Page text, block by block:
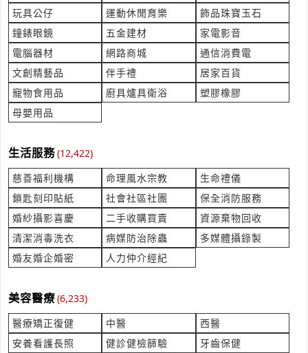
想詢價以下品項&預計需要製作天數 膠裝書籍
產業:印刷印製
來自:水OO銷 詢價
時間:08/05 15:18
立即報價
***nna9078wu@gmail.com
交換器 & MS-0812G-T故障(保固內)
產業:電機電子工程
***e.chang@icp-si.com
我像要詢問報價單
產業:辦公文教用品
來自:蘆OO中OO幼OO 詢價
時間:08/05 15:12
立即報價
***emy60810@gmail.com
產業:水電照明
來自:余OO 詢價
時間:08/05 14:56
立即報價
***as4321@hotmail.com
玩具公仔
運動休閒育樂
飾品珠寶玉石
鐘錶眼鏡
五金建材
家電影音
電腦器材
網路商城
通信消費電
文創精藝品
伴手禮
居家百貨
寵物食用品
廚具爐具衛浴
塑膠橡膠
母嬰用品
生活服務(12,422)
慈善福利機構
命理風水宗教
生命禮儀
鎖匙刻印貼紙
社會社區社團
保全消防服務
婚紗攝影喜慶
二手收購買賣
資源棄物回收
清潔消毒洗衣
病媒防治除蟲
多媒體攝錄製
婚友婚企婚密
人力仲介經紀
美容醫療(6,233)
醫療矯正復健
中醫
西醫
安養看護長照
健診健檢篩驗 牙齒保健